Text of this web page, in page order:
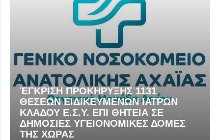
ΈΓΚΡΙΣΗ ΠΡΟΚΗΡΥΞΗΣ 1131
ΘΕΣΕΩΝ ΕΙΔΙΚΕΥΜΕΝΩΝ ΙΑΤΡΩΝ
ΚΛΑΔΟΥ Ε.Σ.Υ. ΕΠΙ ΘΗΤΕΙΑ ΣΕ
ΔΗΜΟΣΙΕΣ ΥΓΕΙΟΝΟΜΙΚΕΣ ΔΟΜΕΣ
ΤΗΣ ΧΩΡΑΣ